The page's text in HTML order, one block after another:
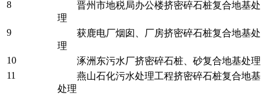
8
晋州市地税局办公楼挤密碎石桩复合地基处
理
9
获鹿电厂烟囱、厂房挤密碎石桩复合地基处
理
10
涿洲东污水厂挤密碎石桩、砂复合地基处理
11
燕山石化污水处理工程挤密碎石桩复合地基
处理